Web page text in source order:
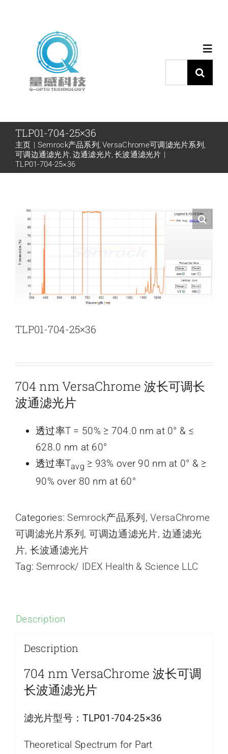
产品中心
代理品牌
下载中心
新闻和活动
关于量感
联系我们
索：
TLP01-704-25×36
主页 Semrock产品系列 VersaChrome可调滤光片系列
可调边通滤光片 边通滤光片 长波通滤光片
TLP01-704-25×36
TLP01-704-25×36
704 nm VersaChrome 波长可调长
波通滤光片
透过率T = 50% ≥ 704.0 nm at 0° & ≤
628.0 nm at 60°
透过率Tavg ≥ 93% over 90 nm at 0° & ≥
90% over 80 nm at 60°
Categories:Semrock产品系列 ,VersaChrome
可调滤光片系列 , 可调边通滤光片,边通滤光
片, 长波通滤光片
Tag:Semrock/ IDEX Health & Science LLC
Description
Description
704 nm VersaChrome 波长可调
长波通滤光片
滤光片型号：TLP01-704-25×36
Theoretical Spectrum for Part